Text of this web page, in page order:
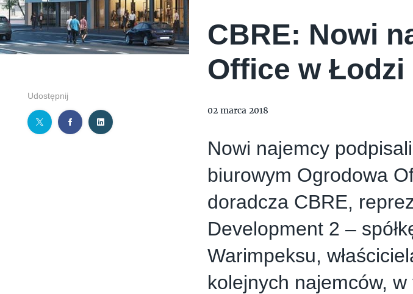
Udostępnij
CBRE: Nowi
Office w Łodzi
02 marca 2018
Nowi najemcy
biurowym Ogrodowa
doradcza CBRE,
Development 2 –
Warimpeksu,
kolejnych najemców,